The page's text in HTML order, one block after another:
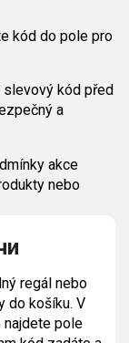
kód do pole pro
slevový kód před
a
akce
nebo
regál nebo
do košíku. V
najdete pole